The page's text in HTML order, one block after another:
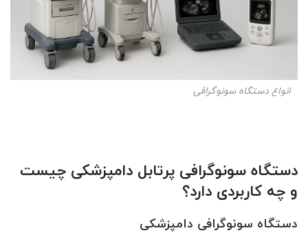
انواع دستگاه سونوگرافی
دستگاه سونوگرافی پرتابل دامپزشکی چیست
و چه کاربردی دارد؟
دستگاه سونوگرافی دامپزشکی